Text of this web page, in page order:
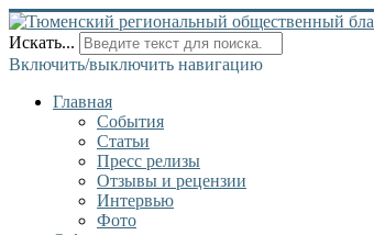
Искать...
Включить/выключить навигацию
Главная
События
Статьи
Пресс релизы
Отзывы и рецензии
Интервью
Фото